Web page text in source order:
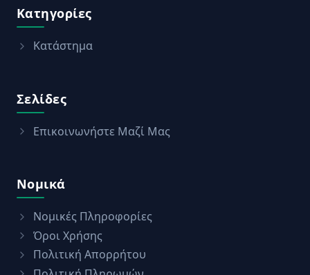
Κατηγορίες
Κατάστημα
Σελίδες
Επικοινωνήστε Μαζί Μας
Νομικά
Νομικές Πληροφορίες
Όροι Χρήσης
Πολιτική Απορρήτου